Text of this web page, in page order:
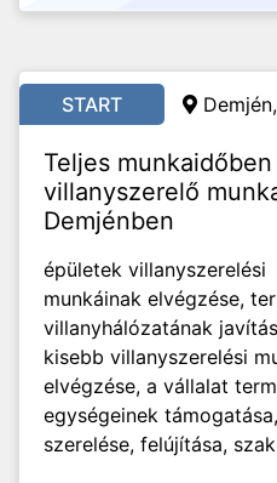
START
Teljes munkaidőben
villanyszerelő
Demjénben
épületek villanyszerelési
munkáinak elvégzése,
villanyhálózatának
kisebb villanyszerelési
elvégzése, a vállalat
egységeinek
szerelése, felújítása,